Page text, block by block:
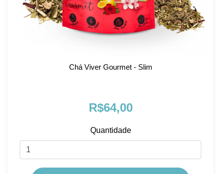
Chá Viver Gourmet - Slim
R$64,00
Quantidade